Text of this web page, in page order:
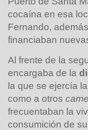
cocaína en esa
Fernando,
financiaban
Al frente de la
encargaba de la
la que se ejercía
como a otros
frecuentaban la
consumición de